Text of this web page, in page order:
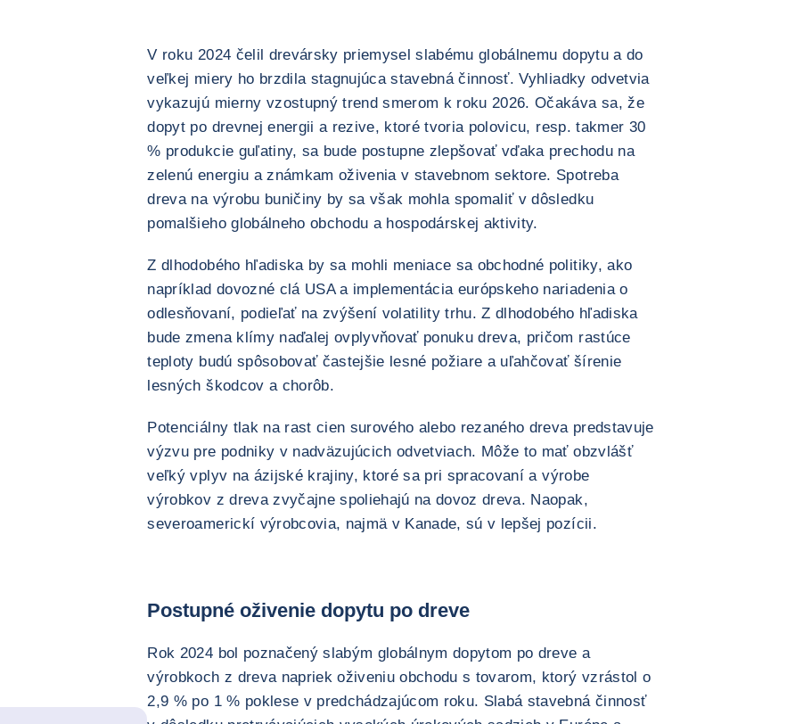
V roku 2024 čelil drevársky priemysel slabému globálnemu dopytu a do
veľkej miery ho brzdila stagnujúca stavebná činnosť. Vyhliadky odvetvia
vykazujú mierny vzostupný trend smerom k roku 2026. Očakáva sa, že
dopyt po drevnej energii a rezive, ktoré tvoria polovicu, resp. takmer 30
% produkcie guľatiny, sa bude postupne zlepšovať vďaka prechodu na
zelenú energiu a známkam oživenia v stavebnom sektore. Spotreba
dreva na výrobu buničiny by sa však mohla spomaliť v dôsledku
pomalšieho globálneho obchodu a hospodárskej aktivity.
Z dlhodobého hľadiska by sa mohli meniace sa obchodné politiky, ako
napríklad dovozné clá USA a implementácia európskeho nariadenia o
odlesňovaní, podieľať na zvýšení volatility trhu. Z dlhodobého hľadiska
bude zmena klímy naďalej ovplyvňovať ponuku dreva, pričom rastúce
teploty budú spôsobovať častejšie lesné požiare a uľahčovať šírenie
lesných škodcov a chorôb.
Potenciálny tlak na rast cien surového alebo rezaného dreva predstavuje
výzvu pre podniky v nadväzujúcich odvetviach. Môže to mať obzvlášť
veľký vplyv na ázijské krajiny, ktoré sa pri spracovaní a výrobe
výrobkov z dreva zvyčajne spoliehajú na dovoz dreva. Naopak,
severoamerickí výrobcovia, najmä v Kanade, sú v lepšej pozícii.
Postupné oživenie dopytu po dreve
Rok 2024 bol poznačený slabým globálnym dopytom po dreve a
výrobkoch z dreva napriek oživeniu obchodu s tovarom, ktorý vzrástol o
2,9 % po 1 % poklese v predchádzajúcom roku. Slabá stavebná činnosť